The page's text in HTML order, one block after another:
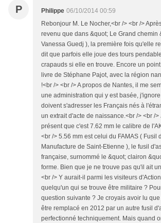
P Philippe 06/10/2014 00:59
Rebonjour M. Le Nocher,<br /> <br />
revenu que dans &quot; Le Grand chemin
Vanessa Guedj ), la première fois qu'elle
dit que parfois elle joue des tours
crapauds si elle en trouve. Encore un
livre de Stéphane Pajot, avec la région
!<br /> <br /> A propos de Nantes, il me
une administration qui y est basée,
doivent s'adresser les Français nés à
un extrait d'acte de naissance.<br /> <br /
présent que c'est 7.62 mm le calibre de
<br /> 5.56 mm est celui du FAMAS ( Fusil
Manufacture de Saint-Etienne ), le fusil
française, surnommé le &quot; clairon
forme. Bien que je ne trouve pas qu'il ait
<br /> Y aurait-il parmi les visiteurs
quelqu'un qui se trouve être militaire ?
question suivante ? Je croyais avoir lu
être remplacé en 2012 par un autre fusil
perfectionné techniquement. Mais quand